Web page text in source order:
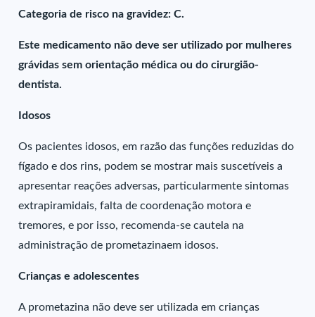
Categoria de risco na gravidez: C.
Este medicamento não deve ser utilizado por mulheres
grávidas sem orientação médica ou do cirurgião-
dentista.
Idosos
Os pacientes idosos, em razão das funções reduzidas do
fígado e dos rins, podem se mostrar mais suscetíveis a
apresentar reações adversas, particularmente sintomas
extrapiramidais, falta de coordenação motora e
tremores, e por isso, recomenda-se cautela na
administração de prometazinaem idosos.
Crianças e adolescentes
A prometazina não deve ser utilizada em crianças